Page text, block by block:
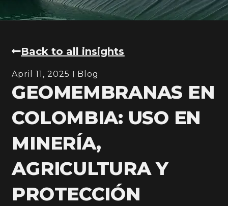
Back to all insights
April 11, 2025 Blog
GEOMEMBRANAS EN
COLOMBIA: USO EN
MINERÍA,
AGRICULTURA Y
PROTECCIÓN